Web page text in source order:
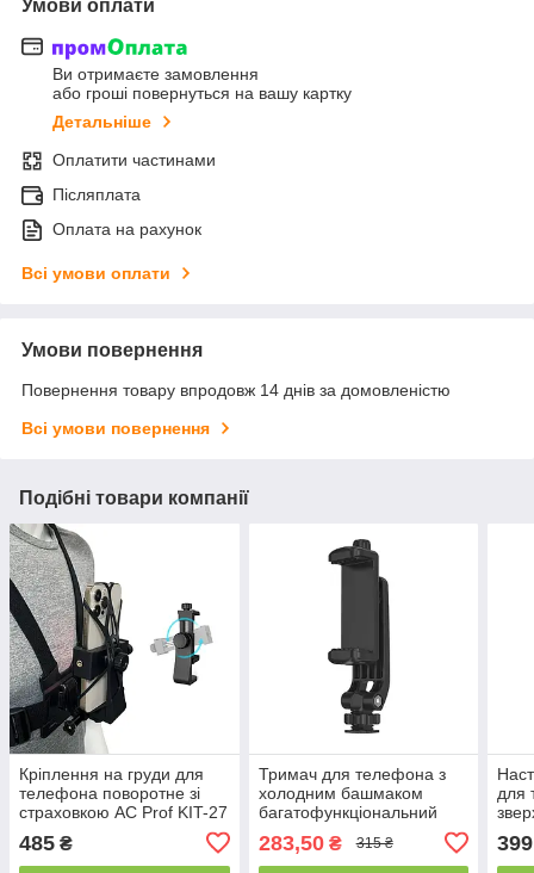
Умови оплати
Ви отримаєте замовлення
або гроші повернуться на вашу картку
Детальніше
Оплатити частинами
Післяплата
Оплата на рахунок
Всі умови оплати
Умови повернення
Повернення товару впродовж 14 днів за домовленістю
Всі умови повернення
Подібні товари компанії
Кріплення на груди для
телефона поворотне зі
страховкою AC Prof KIT-27
смартфона
485 ₴
Тримач для телефона з
холодним башмаком
багатофункціональний
Surewo M13 / Кріплення
для смартфона на штатив
283,50₴ 315 ₴
для
для
399